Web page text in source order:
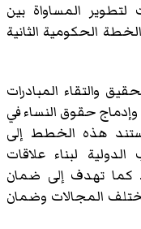
لتطوير المساواة بين
2016. تم تطوير الخطة الحكومية الثانية
والتقاء المبادرات
وإدماج حقوق النساء في
هذه الخطط إلى
لبناء علاقات
كما تهدف إلى ضمان
مختلف المجالات وضمان